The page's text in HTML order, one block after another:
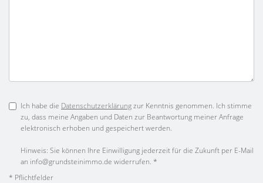
Ich habe die Datenschutzerklärungzur Kenntnis genommen. Ich stimme
zu, dass meine Angaben und Daten zur Beantwortung meiner Anfrage
elektronisch erhoben und gespeichert werden.
Hinweis: Sie können Ihre Einwilligung jederzeit für die Zukunft per E-Mail
an info@grundsteinimmo.de widerrufen. *
* Pflichtfelder